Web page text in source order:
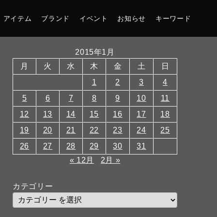
アイテム ブランド イベント お知らせ キーワード
2015年1月
月
火 水 木 金 土
日
1
2 3
4
5
6 7 8 9 10
11
12
13 14 15 16 17
18
19
20 21 22 23 24
25
26
27 28 29 30
31
« 12月
2月 »
カテゴリー